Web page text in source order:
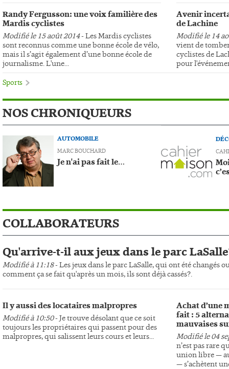
Randy Fergusson: une voix familière des
Mardis cyclistes
Modifié le 15 août 2014- Les Mardis cyclistes
sont reconnus comme une bonne école de vélo,
mais il s’agit également d’une bonne école de
journalisme. L'une...
Avenir
de Lachine
Modifié le 14
vient de
cyclistes de
pour
Sports
NOS CHRONIQUEURS
AUTOMOBILE
MARC BOUCHARD
Je n'ai pas fait le…
COLLABORATEURS
Qu'arrive-t-il aux jeux dans le parc
Modifié à 11:18- Les jeux dans le parc LaSalle, qui ont été changés
comment ça se fait qu'après un mois, ils sont déjà cassés?.
Il y aussi des locataires malpropres
Modifié à 10:50- Je trouve désolant que ce soit
toujours les propriétaires qui passent pour des
malpropres, qui salissent leurs cours et leurs...
Achat d’une
fait : 5
mauvaises
Modifié le 04
n’est pas rare
union libre —
— s’achètent